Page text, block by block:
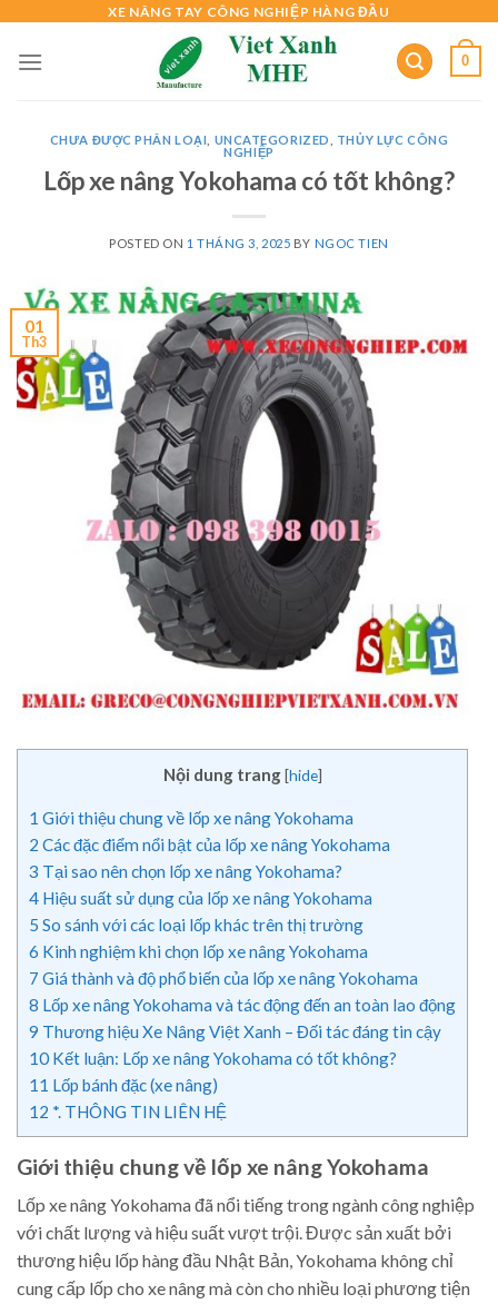
content
XE NÂNG TAY CÔNG NGHIỆP HÀNG ĐẦU
0
CHƯA ĐƯỢC PHÂN LOẠI UNCATEGORIZED
THỦY LỰC CÔNG
NGHIỆP
Lốp xe nâng Yokohama có tốt không?
POSTED ON 1 THÁNG 3, 2025 BY NGOC TIEN
01
Th3
Nội dung trang [hide]
1 Giới thiệu chung về lốp xe nâng Yokohama
2 Các đặc điểm nổi bật của lốp xe nâng Yokohama
3 Tại sao nên chọn lốp xe nâng Yokohama?
4 Hiệu suất sử dụng của lốp xe nâng Yokohama
5 So sánh với các loại lốp khác trên thị trường
6 Kinh nghiệm khi chọn lốp xe nâng Yokohama
7 Giá thành và độ phổ biến của lốp xe nâng Yokohama
8 Lốp xe nâng Yokohama và tác động đến an toàn lao động
9 Thương hiệu Xe Nâng Việt Xanh – Đối tác đáng tin cậy
10 Kết luận: Lốp xe nâng Yokohama có tốt không?
11 Lốp bánh đặc (xe nâng)
12 *. THÔNG TIN LIÊN HỆ
Giới thiệu chung về lốp xe nâng Yokohama
Lốp xe nâng Yokohama đã nổi tiếng trong ngành công nghiệp
với chất lượng và hiệu suất vượt trội. Được sản xuất bởi
thương hiệu lốp hàng đầu Nhật Bản, Yokohama không chỉ
cung cấp lốp cho xe nâng mà còn cho nhiều loại phương tiện